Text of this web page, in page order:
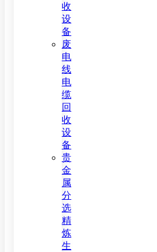
收
设
备
废
电
线
电
缆
回
收
设
备
贵
金
属
分
选
精
炼
生